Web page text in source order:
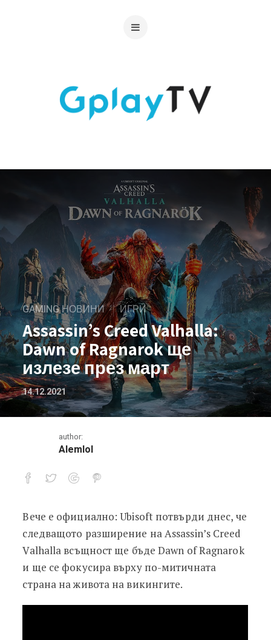
GAMING НОВИНИ ИГРИ
Assassin’s Creed Valhalla:
Dawn of Ragnarok ще
излезе през март
14.12.2021
author:
Alemlol
Assassin’s Creed Valhalla: Dawn of
Вече е официално: Ubisoft потвърди днес, че
следващото разширение на Assassin’s Creed
Valhalla всъщност ще бъде Dawn of Ragnarok
и ще се фокусира върху по-митичната
страна на живота на викингите.